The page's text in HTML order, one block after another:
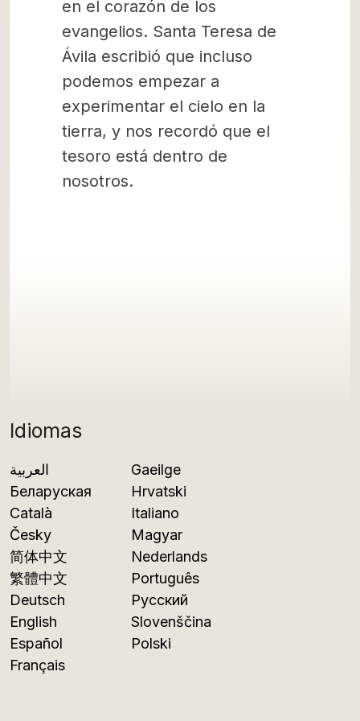
Idiomas
العربية
Беларуская
Català
Česky
简体中文
繁體中文
Deutsch
English
Español
Français
Gaeilge
Hrvatski
Italiano
Magyar
Nederlands
Português
Русский
Slovenščina
Polski
en el corazón de los
evangelios. Santa Teresa de
Ávila escribió que incluso
podemos empezar a
experimentar el cielo en la
tierra, y nos recordó que el
tesoro está dentro de
nosotros.